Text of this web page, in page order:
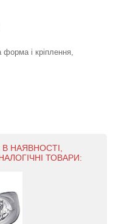
і кріплення,
НАЯВНОСТІ,
ТОВАРИ: